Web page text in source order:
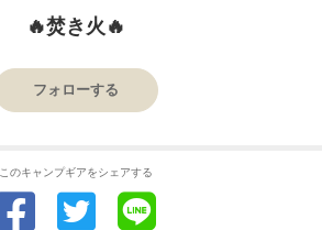
🔥焚き火🔥
フォローする
このキャンプギアをシェアする